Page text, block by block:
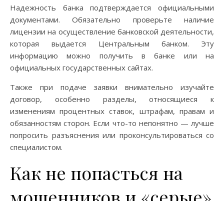
Надежность банка подтверждается официальными
документами. Обязательно проверьте наличие
лицензии на осуществление банковской деятельности,
которая выдается Центральным банком. Эту
информацию можно получить в банке или на
официальных государственных сайтах.
Также при подаче заявки внимательно изучайте
договор, особенно разделы, относящиеся к
изменениям процентных ставок, штрафам, правам и
обязанностям сторон. Если что-то непонятно — лучше
попросить разъяснения или проконсультироваться со
специалистом.
Как не попасться на